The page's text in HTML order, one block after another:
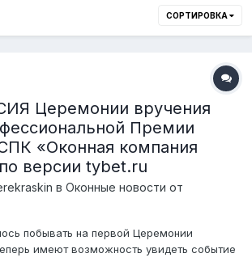
СОРТИРОВКА
Церемонии вручения
Премии
«Оконная компания
версии tybet.ru
в Оконные новости от
побывать на первой Церемонии
имеют возможность увидеть событие